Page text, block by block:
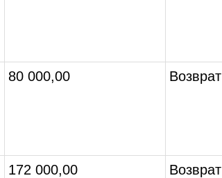
80 000,00 Возврат
172 000,00 Возврат